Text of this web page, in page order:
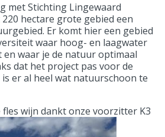
met Stichting Lingewaard
hectare grote gebied een
Er komt hier een gebied
waar hoog- en laagwater
waar je de natuur optimaal
dat het project pas voor de
er al heel wat natuurschoon te
wijn dankt onze voorzitter K3